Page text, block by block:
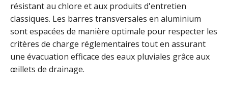
résistant au chlore et aux produits d'entretien
classiques. Les barres transversales en aluminium
sont espacées de manière optimale pour respecter les
critères de charge réglementaires tout en assurant
une évacuation efficace des eaux pluviales grâce aux
œillets de drainage.